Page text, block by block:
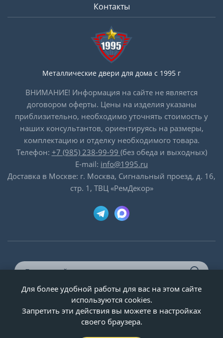
Контакты
Металлические двери для дома с 1995 г
ВНИМАНИЕ! Информация на сайте не является
договором оферты. Цены на изделия указаны
приблизительно, необходимо уточнять стоимость у
наших консультантов, ориентируясь на размеры,
комплектацию и отделку необходимого товара.
Телефон: +7 (985) 238-99-99 (без обеда и выходных)
E-mail: info@1995.ru
Доставка в Москве: г. Москва, Сигнальный проезд, д. 16,
стр. 1, ТВЦ «РемДекор»
© ООО «Двери-и-точка», ИНН 5020092947, 1995-2026 г.
Для более удобной работы для вас на этом сайте
используются cookies.
Запретить эти действия вы можете в настройках
своего браузера.